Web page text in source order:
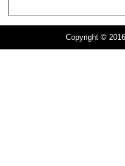
Copyright ©